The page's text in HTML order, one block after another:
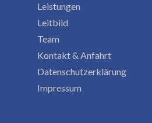
Leistungen
Leitbild
Team
Kontakt & Anfahrt
Datenschutzerklärung
Impressum